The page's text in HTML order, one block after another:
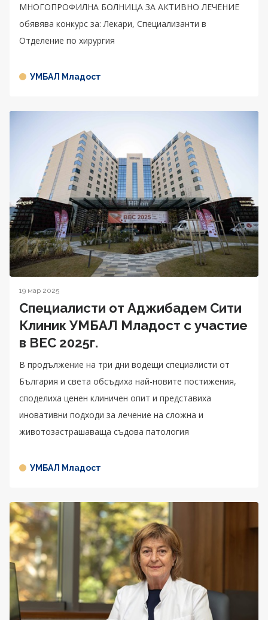
МНОГОПРОФИЛНА БОЛНИЦА ЗА АКТИВНО ЛЕЧЕНИЕ
обявява конкурс за: Лекари, Специализанти в
Отделение по хирургия
УМБАЛ Младост
19 мар 2025
Специалисти от Аджибадем Сити
Клиник УМБАЛ Младост с участие
в BEC 2025г.
В продължение на три дни водещи специалисти от
България и света обсъдиха най-новите постижения,
споделиха ценен клиничен опит и представиха
иновативни подходи за лечение на сложна и
животозастрашаваща съдова патология
УМБАЛ Младост